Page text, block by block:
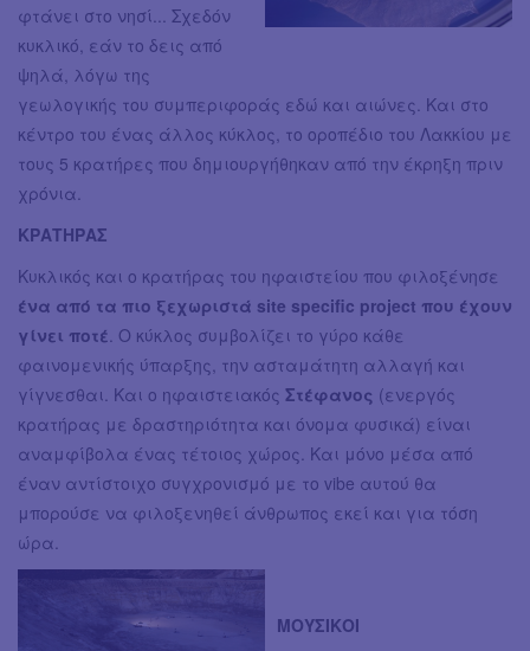
φτάνει στο νησί... Σχεδόν
κυκλικό, εάν το δεις από
ψηλά, λόγω της
γεωλογικής του συμπεριφοράς εδώ και αιώνες. Και στο
κέντρο του ένας άλλος κύκλος, το οροπέδιο του Λακκίου με
τους 5 κρατήρες που δημιουργήθηκαν από την έκρηξη πριν
χρόνια.
ΚΡΑΤΗΡΑΣ
Κυκλικός και ο κρατήρας του ηφαιστείου που φιλοξένησε
ένα από τα πιο ξεχωριστά site specific project που έχουν
γίνει ποτέ. Ο κύκλος συμβολίζει το γύρο κάθε
φαινομενικής ύπαρξης, την ασταμάτητη αλλαγή και
γίγνεσθαι. Και ο ηφαιστειακός Στέφανος (ενεργός
κρατήρας με δραστηριότητα και όνομα φυσικά) είναι
αναμφίβολα ένας τέτοιος χώρος. Και μόνο μέσα από
έναν αντίστοιχο συγχρονισμό με το vibe αυτού θα
μπορούσε να φιλοξενηθεί άνθρωπος εκεί και για τόση
ώρα.
ΜΟΥΣΙΚΟΙ